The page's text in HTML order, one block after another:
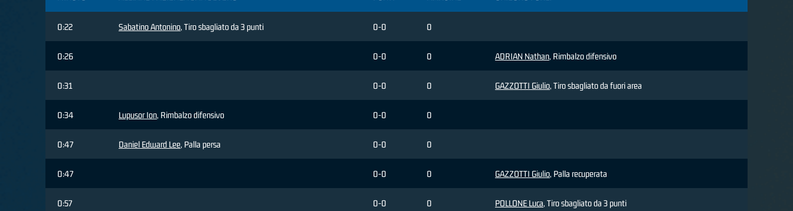
0:22 Sabatino Antonino, Tiro sbagliato da 3 punti 0-0 0
0:26 0-0 0 ADRIAN Nathan, Rimbalzo difensivo
0:31 0-0 0 GAZZOTTI Giulio, Tiro sbagliato da fuori area
0:34 Lupusor Ion, Rimbalzo difensivo 0-0 0
0:47 Daniel Edward Lee, Palla persa 0-0 0
0:47 0-0 0 GAZZOTTI Giulio, Palla recuperata
0:57 0-0 0 POLLONE Luca, Tiro sbagliato da 3 punti